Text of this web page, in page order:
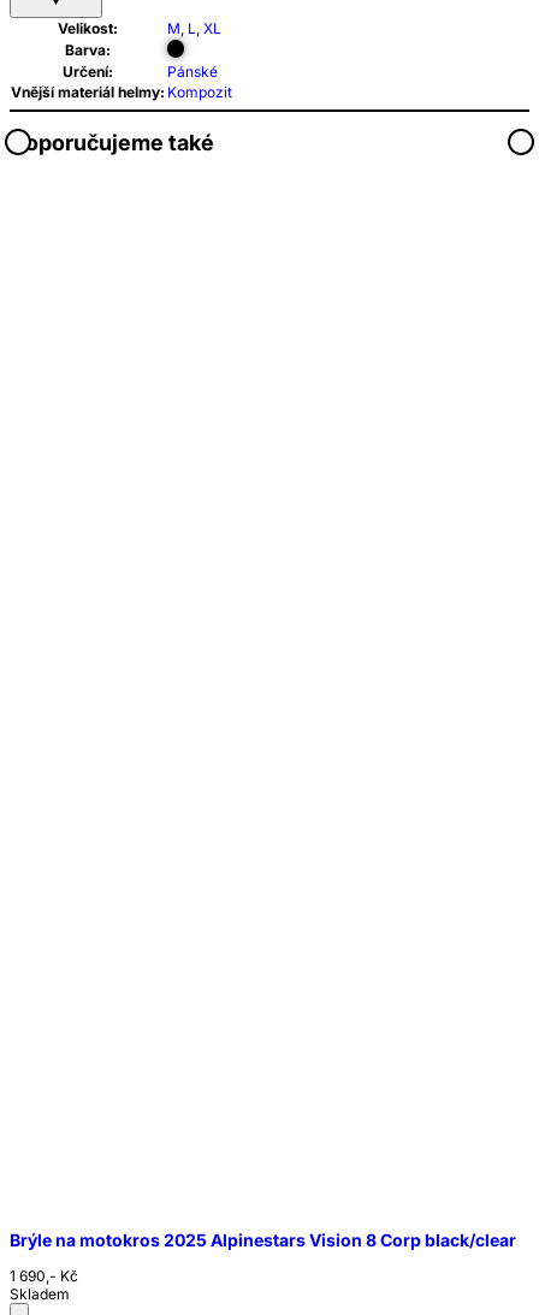
Velikost: M, L, XL
Barva:
Určení:
Pánské
Vnější materiál helmy: Kompozit
Doporučujeme také
Brýle na motokros 2025 Alpinestars Vision 8 Corp black/clear
1 690,- Kč
Skladem